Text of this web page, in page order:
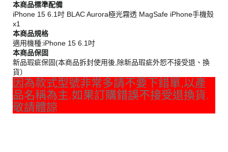
本商品標準配備
iPhone 15 6.1吋 BLAC Aurora極光霧透 MagSafe iPhone手機殼
x1
本商品規格
適用機種:iPhone 15 6.1吋
本商品保固
新品瑕疵保固(本商品拆封使用後,除新品瑕疵外恕不接受退、換
貨）
因為款式型號非常多請不要下錯單,以產
品名稱為主.如果訂購錯誤不接受退換貨.
敬請體諒